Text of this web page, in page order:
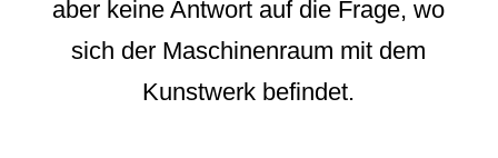
aber keine Antwort auf die Frage, wo
sich der Maschinenraum mit dem
Kunstwerk befindet.